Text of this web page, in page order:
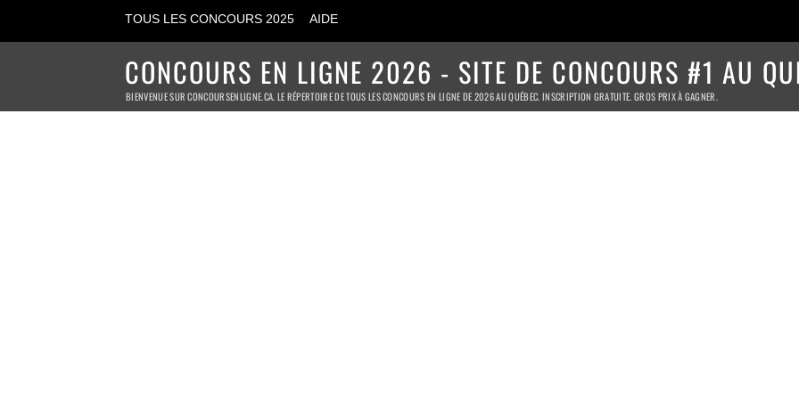
TOUS LES CONCOURS 2025 AIDE
CONCOURS EN LIGNE 2026 - SITE DE CONCOURS #1 AU
BIENVENUE SUR CONCOURSENLIGNE.CA. LE RÉPERTOIRE DE TOUS LES CONCOURS EN LIGNE DE 2026 AU QUÉBEC. INSCRIPTION GRATUITE. GROS PRIX À GAGNER.